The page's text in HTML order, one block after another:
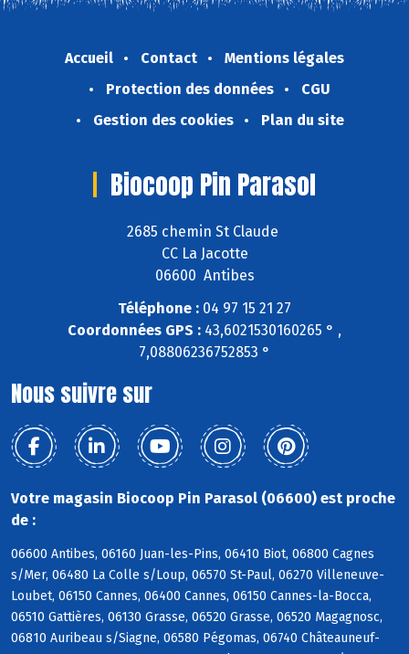
Accueil Contact
Mentions légales
Protection des données
CGU
Gestion des cookies
Plan du site
Biocoop Pin Parasol
2685 chemin St Claude
CC La Jacotte
06600 Antibes
Téléphone : 04 97 15 21 27
Coordonnées GPS : 43,6021530160265 ° ,
7,08806236752853 °
Nous suivre sur
Votre magasin Biocoop Pin Parasol (06600) est proche
de :
06600 Antibes, 06160 Juan-les-Pins, 06410 Biot, 06800 Cagnes
s/Mer, 06480 La Colle s/Loup, 06570 St-Paul, 06270 Villeneuve-
Loubet, 06150 Cannes, 06400 Cannes, 06150 Cannes-la-Bocca,
06510 Gattières, 06130 Grasse, 06520 Grasse, 06520 Magagnosc,
06810 Auribeau s/Siagne, 06580 Pégomas, 06740 Châteauneuf-